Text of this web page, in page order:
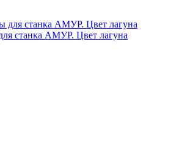
станка АМУР. Цвет лагуна